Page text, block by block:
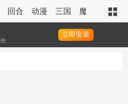
回合 动漫 三国 魔幻 策略
立即安装